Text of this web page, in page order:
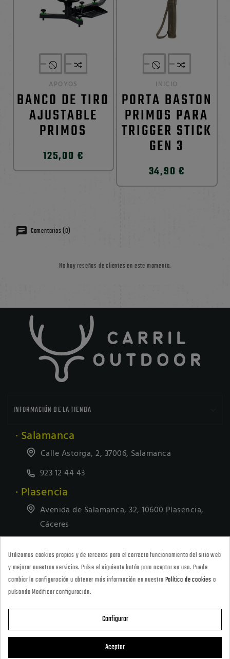
APOYOS
BANCO DE TIRO
AJUSTABLE
PRIMOS
125,00 €
INICIO
PORTA BASTON
PRIMOS PARA
TRIGGER STICK
GEN 3
34,90 €
Comentarios (0)
No hay reseñas de clientes en este momento.
INFORMACIÓN DE LA TIENDA
· Salamanca
Calle Astorga, 2, 37006, Salamanca
923 12 44 43
· Plasencia
Avenida de Salamanca, 32, 10600 Plasencia,
Cáceres
· Tienda Online
marketing@armeriacarril.com
CATEGORÍAS 
Utilizamos cookies propias y de terceros para el correcto funcionamiento del sitio web
y mejorar nuestros servicios. Pulse el siguiente botón para aceptar su uso. Puede
cambiar la configuración u obtener más información en nuestra Política de cookies o
pulsando Modificar configuración.
Configurar
Aceptar